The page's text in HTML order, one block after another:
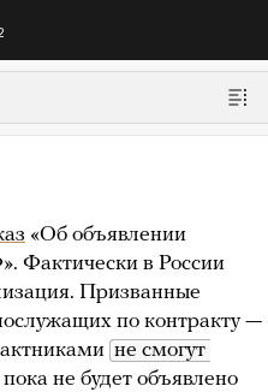
«Об объявлении
Фактически в России
Призванные
по контракту —
не смогут
пока не будет объявлено